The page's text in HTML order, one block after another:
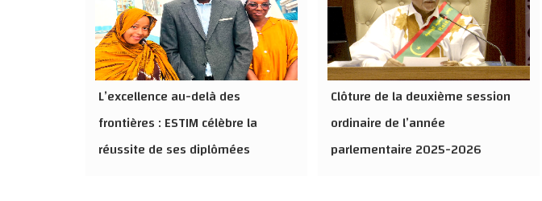
L’excellence au-delà des
frontières : ESTIM célèbre la
réussite de ses diplômées
Clôture de la deuxième session
ordinaire de l’année
parlementaire 2025-2026